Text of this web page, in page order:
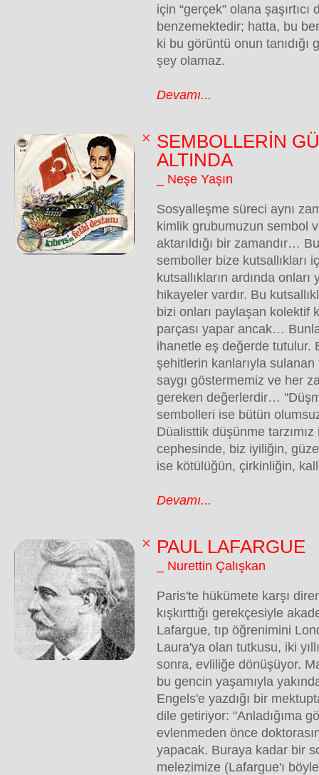
için “gerçek” olana şaşırtıcı
benzemektedir; hatta, bu
ki bu görüntü onun tanıdığı
şey olamaz.
Devamı...
SEMBOLLERİN
ALTINDA
_ Neşe Yaşın
Sosyalleşme süreci aynı
kimlik grubumuzun sembol
aktarıldığı bir zamandır…
semboller bize kutsallıkları
kutsallıkların ardında
hikayeler vardır. Bu
bizi onları paylaşan kolektif
parçası yapar ancak…
ihanetle eş değerde tutulur.
şehitlerin kanlarıyla
saygı göstermemiz ve her
gereken değerlerdir…
sembolleri ise bütün
Düalisttik düşünme
cephesinde, biz iyiliğin,
ise kötülüğün, çirkinliğin,
Devamı...
PAUL LAFARGUE
_ Nurettin Çalışkan
Paris'te hükümete karşı
kışkırttığı gerekçesiyle
Lafargue, tıp öğrenimini
Laura'ya olan tutkusu, iki
sonra, evliliğe dönüşüyor.
bu gencin yaşamıyla
Engels'e yazdığı bir
dile getiriyor: "Anladığıma
evlenmeden önce
yapacak. Buraya kadar bir
melezimize (Lafargue'ı